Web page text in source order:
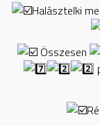
Halásztelki
Összesen